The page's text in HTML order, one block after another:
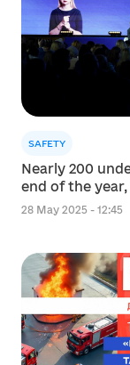
SAFETY
Nearly 200
end of the
28 May 2025 - 12:45